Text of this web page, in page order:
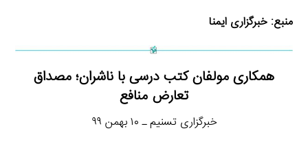
منبع: خبرگزاری ایمنا
همکاری مولفان کتب درسی با ناشران؛ مصداق
تعارض منافع
خبرگزاری تسنیم ـ ۱۰ بهمن ۹۹